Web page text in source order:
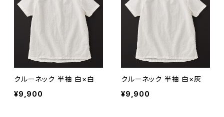
クルーネック 半袖 白×白
¥9,900
クルーネック 半袖 白×灰
¥9,900